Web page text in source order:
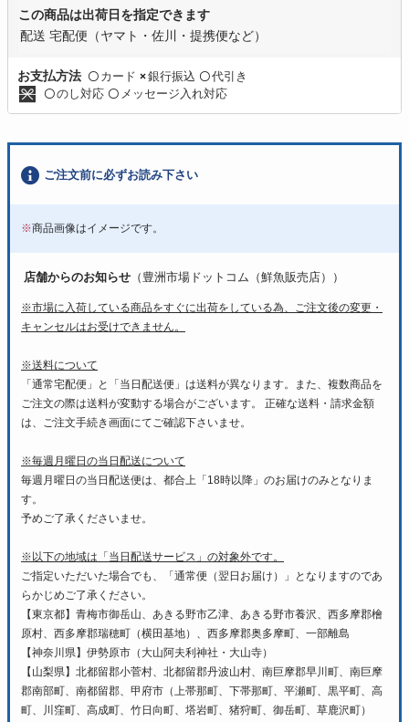
この商品は出荷日を指定できます
配送 宅配便（ヤマト・佐川・提携便など）
お支払方法 〇 カード ×銀行振込 〇代引き
〇のし対応 〇 メッセージ入れ対応
ご注文前に必ずお読み下さい
※商品画像はイメージです。
店舗からのお知らせ （豊洲市場ドットコム（鮮魚販売店））
※市場に入荷している商品をすぐに出荷をしている為、ご注文後の変更・
キャンセルはお受けできません。
※送料について
「通常宅配便」と「当日配送便」は送料が異なります。また、複数商品を
ご注文の際は送料が変動する場合がございます。 正確な送料・請求金額
は、ご注文手続き画面にてご確認下さいませ。
※毎週月曜日の当日配送について
毎週月曜日の当日配送便は、都合上「18時以降」のお届けのみとなりま
す。
予めご了承くださいませ。
※以下の地域は「当日配送サービス」の対象外です。
ご指定いただいた場合でも、「通常便（翌日お届け）」となりますのであ
らかじめご了承ください。
【東京都】青梅市御岳山、あきる野市乙津、あきる野市養沢、西多摩郡檜
原村、西多摩郡瑞穂町（横田基地）、西多摩郡奥多摩町、一部離島
【神奈川県】伊勢原市（大山阿夫利神社・大山寺）
【山梨県】北都留郡小菅村、北都留郡丹波山村、南巨摩郡早川町、南巨摩
郡南部町、南都留郡、甲府市（上帯那町、下帯那町、平瀬町、黒平町、高
町、川窪町、高成町、竹日向町、塔岩町、猪狩町、御岳町、草鹿沢町）